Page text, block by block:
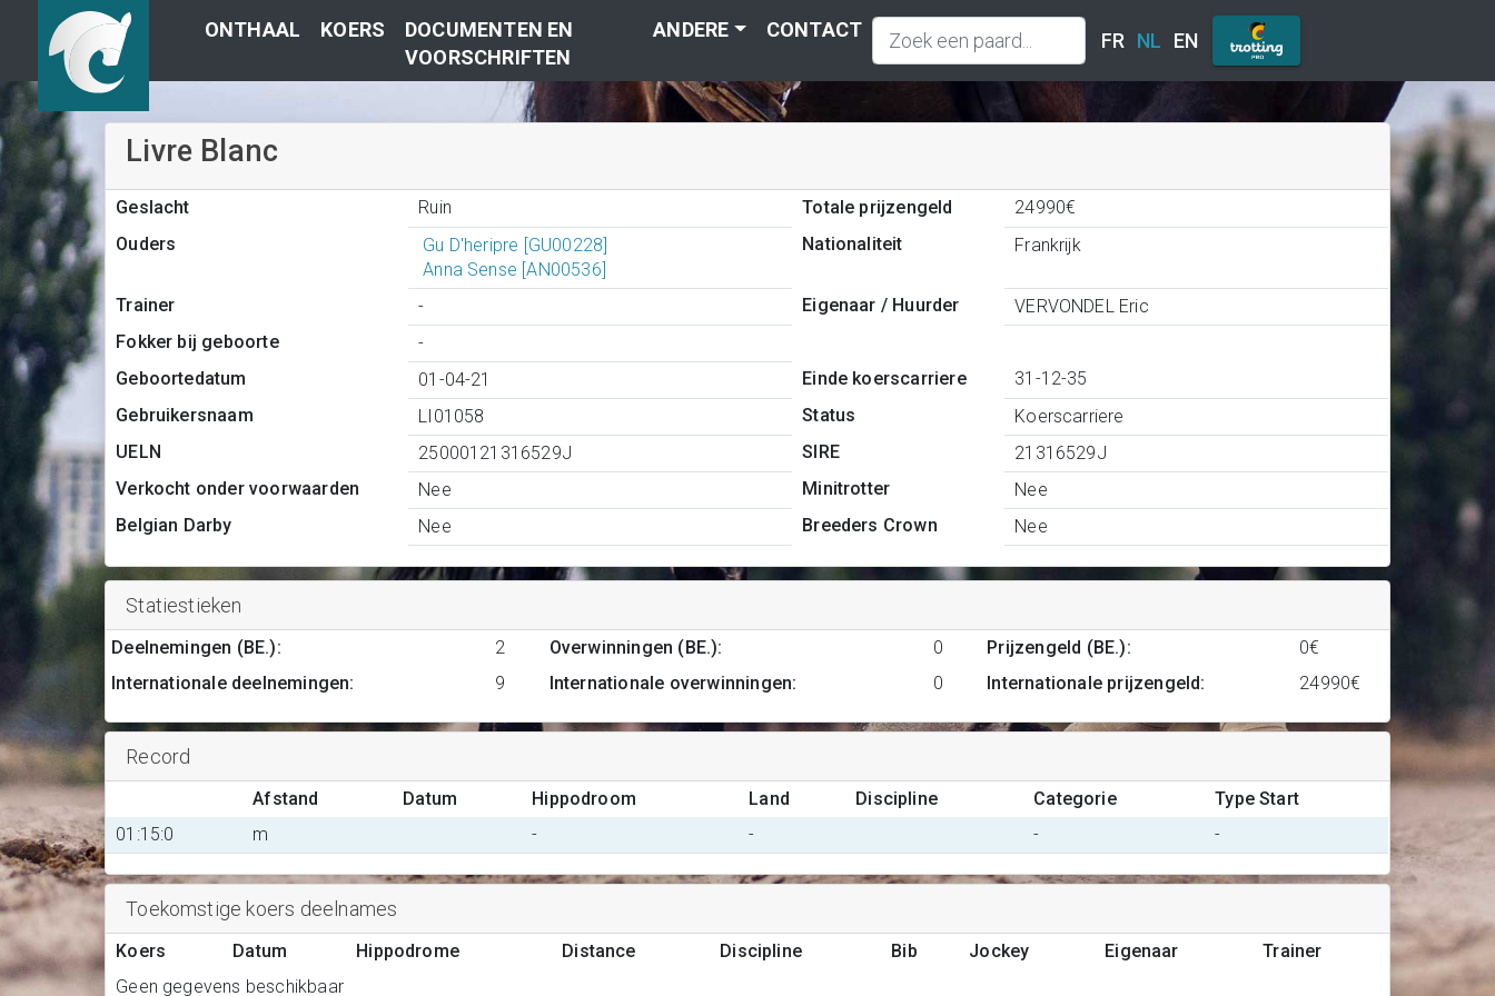
ONTHAAL KOERS
DOCUMENTEN EN
VOORSCHRIFTEN
ANDERE CONTACT FR NL EN
Livre Blanc
Geslacht Ruin Totale prijzengeld
24990€
Ouders
Gu D'heripre [GU00228]
Anna Sense [AN00536]
Nationaliteit Frankrijk
Trainer - Eigenaar / Huurder
VERVONDEL Eric
Fokker bij geboorte
-
Geboortedatum
01-04-21 Einde koerscarriere
31-12-35
Gebruikersnaam
LI01058 Status
Koerscarriere
UELN
25000121316529J SIRE
21316529J
Verkocht onder voorwaarden
Nee Minitrotter
Nee
Belgian Darby
Nee Breeders Crown Nee
Statiestieken
Deelnemingen (BE.):
2
Internationale deelnemingen: 9
Overwinningen (BE.):
0
Internationale overwinningen: 0
Prijzengeld (BE.):
0€
Internationale prijzengeld: 24990€
Record
Afstand Datum Hippodroom Land Discipline Categorie
Type Start
01:15:0
m - - - -
Toekomstige koers deelnames
Koers Datum Hippodrome Distance Discipline Bib Jockey Eigenaar
Trainer
Geen gegevens beschikbaar